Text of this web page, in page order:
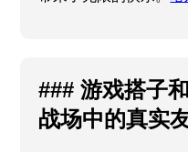
### 游戏搭子
战场中的真实